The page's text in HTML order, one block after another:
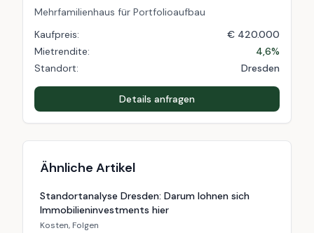
Mehrfamilienhaus für Portfolioaufbau
Kaufpreis:
€ 420.000
Mietrendite:
4,6%
Standort:
Dresden
Details anfragen
Ähnliche Artikel
Standortanalyse Dresden: Darum lohnen sich
Immobilieninvestments hier
Kosten, Folgen